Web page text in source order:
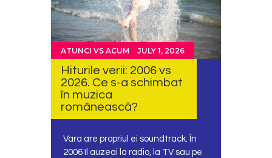
ATUNCI VS ACUM JULY 1, 2026
Hiturile verii: 2006 vs
2026. Ce s-a schimbat
în muzica
românească?
Vara are propriul ei soundtrack. În
2006 îl auzeai la radio, la TV sau pe